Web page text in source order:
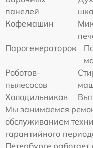
панелей
Кофемашин
Парогенераторов
Роботов-
пылесосов
Холодильников
Мы занимаемся
обслуживанием
гарантийного
Петербурге